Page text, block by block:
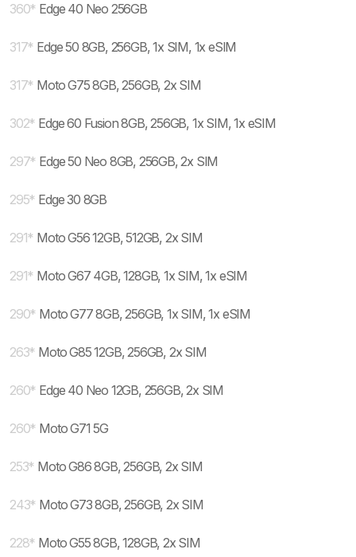
360* Edge 40 Neo 256GB
317* Edge 50 8GB, 256GB, 1x SIM, 1x eSIM
317* Moto G75 8GB, 256GB, 2x SIM
302* Edge 60 Fusion 8GB, 256GB, 1x SIM, 1x eSIM
297* Edge 50 Neo 8GB, 256GB, 2x SIM
295* Edge 30 8GB
291* Moto G56 12GB, 512GB, 2x SIM
291* Moto G67 4GB, 128GB, 1x SIM, 1x eSIM
290* Moto G77 8GB, 256GB, 1x SIM, 1x eSIM
263* Moto G85 12GB, 256GB, 2x SIM
260* Edge 40 Neo 12GB, 256GB, 2x SIM
260* Moto G71 5G
253* Moto G86 8GB, 256GB, 2x SIM
243* Moto G73 8GB, 256GB, 2x SIM
228* Moto G55 8GB, 128GB, 2x SIM